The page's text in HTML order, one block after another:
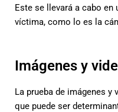
Este se llevará a cabo en
víctima, como lo es la
Imágenes y
La prueba de imágenes
que puede ser